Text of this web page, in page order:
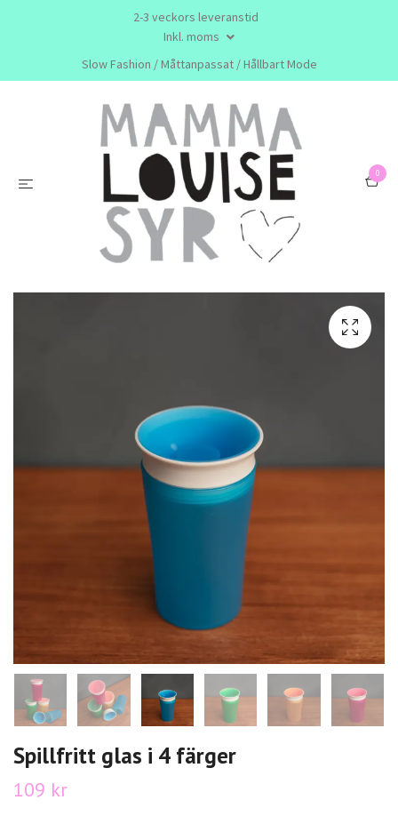
2-3 veckors leveranstid
Inkl. moms
Slow Fashion / Måttanpassat / Hållbart Mode
0
Spillfritt glas i 4 färger
109 kr